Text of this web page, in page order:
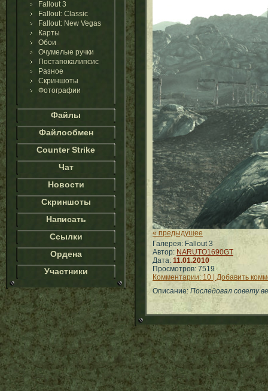
Fallout 3
Fallout: Classic
Fallout: New Vegas
Карты
Обои
Очумелые ручки
Постапокалипсис
Разное
Скриншоты
Фотографии
Файлы
Файлообмен
Counter Strike
Чат
Новости
Скриншоты
Написать
Ссылки
Ордена
Участники
« предыдущее
Галерея: Fallout 3
Автор: NARUTO1690GT
Дата: 11.01.2010
Просмотров: 7519
Комментарии: 10 | Добавить
Описание: Последовал совету